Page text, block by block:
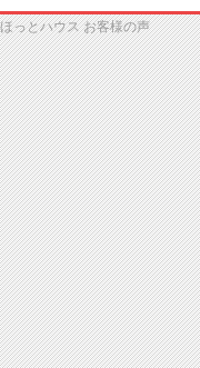
ほっとハウス お客様の声